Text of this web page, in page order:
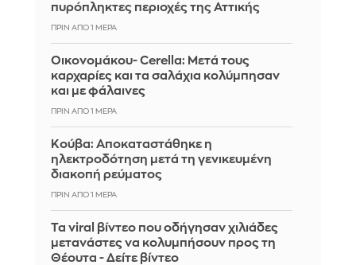
πυρόπληκτες περιοχές της Αττικής
ΠΡΙΝ ΑΠΌ 1 ΜΈΡΑ
Οικονομάκου- Cerella: Μετά τους
καρχαρίες και τα σαλάχια κολύμπησαν
και με φάλαινες
ΠΡΙΝ ΑΠΌ 1 ΜΈΡΑ
Κούβα: Αποκαταστάθηκε η
ηλεκτροδότηση μετά τη γενικευμένη
διακοπή ρεύματος
ΠΡΙΝ ΑΠΌ 1 ΜΈΡΑ
Τα viral βίντεο που οδήγησαν χιλιάδες
μετανάστες να κολυμπήσουν προς τη
Θέουτα - Δείτε βίντεο